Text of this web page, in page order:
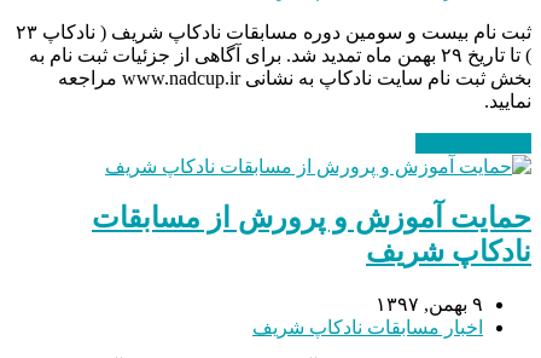
ثبت نام بیست و سومین دوره مسابقات نادکاپ شریف ( نادکاپ ۲۳
) تا تاریخ ۲۹ بهمن ماه تمدید شد. برای آگاهی از جزئیات ثبت نام به
بخش ثبت نام سایت نادکاپ به نشانی www.nadcup.ir مراجعه
نمایید.
حمایت آموزش و پرورش از مسابقات
نادکاپ شریف
۹ بهمن, ۱۳۹۷
اخبار مسابقات نادکاپ شریف